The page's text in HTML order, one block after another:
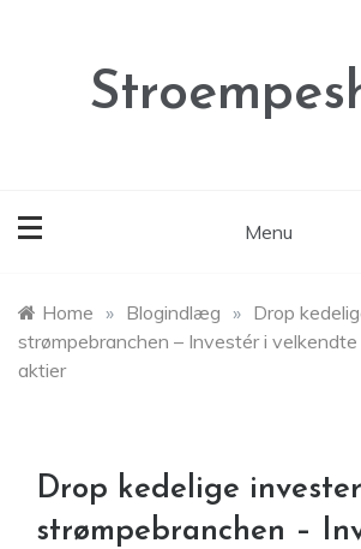
Menu
Home » Blogindlæg » Drop
strømpebranchen – Investér i
aktier
Drop kedelige
strømpebranchen –